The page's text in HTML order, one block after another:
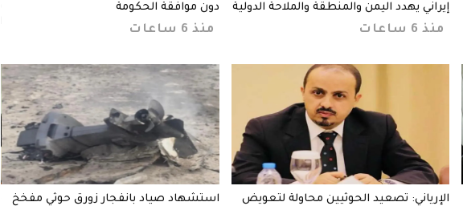
إيراني يهدد اليمن والمنطقة والملاحة الدولية
منذ 6 ساعات
دون موافقة الحكومة
منذ 6 ساعات
الإرياني: تصعيد الحوثيين محاولة لتعويض
استشهاد صياد بانفجار زورق حوثي مفخخ